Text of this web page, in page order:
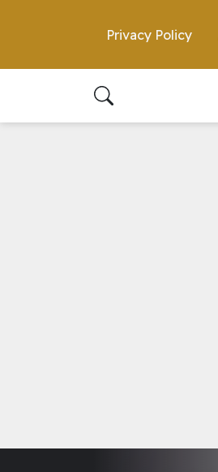
Privacy Policy